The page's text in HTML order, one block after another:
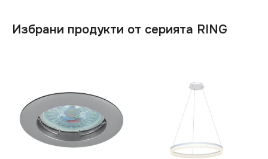
Избрани продукти от серията RING